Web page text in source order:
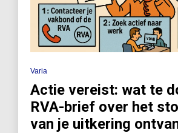
Varia
Actie vereist: wat te
RVA-brief over het
van je uitkering